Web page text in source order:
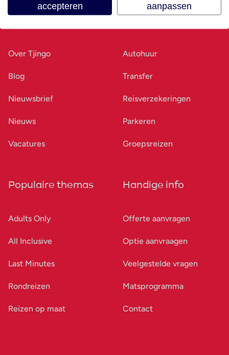
Over Tjingo
Blog
Nieuwsbrief
Nieuws
Vacatures
Autohuur
Transfer
Reisverzekeringen
Parkeren
Groepsreizen
Populaire themas
Adults Only
All Inclusive
Last Minutes
Rondreizen
Reizen op maat
Handige info
Offerte aanvragen
Optie aanvraagen
Veelgestelde vragen
Matsprogramma
Contact
accepteren
aanpassen